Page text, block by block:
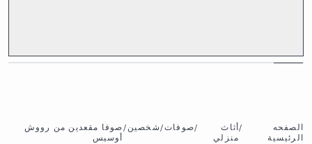
الصفحه
الرئيسية
/أثاث
منزلي
/صوفات/ شخصين / صوفا مقعدين من رووش
أوسيس